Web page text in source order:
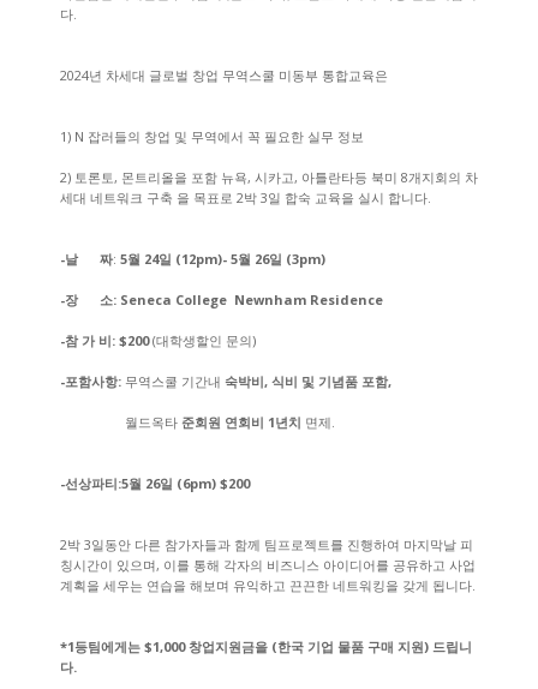
다.
2024년 차세대 글로벌 창업 무역스쿨 미동부 통합교육은
1) N 잡러들의 창업 및 무역에서 꼭 필요한 실무 정보
2) 토론토, 몬트리올을 포함 뉴욕, 시카고, 아틀란타등 북미 8개지회의 차
세대 네트워크 구축 을 목표로 2박 3일 합숙 교육을 실시 합니다.
-날 짜: 5월 24일 (12pm)- 5월 26일 (3pm)
-장 소: Seneca College Newnham Residence
-참 가 비: $200(대학생할인 문의)
-포함사항: 무역스쿨 기간내 숙박비, 식비 및 기념품 포함,
월드옥타 준회원 연회비 1년치 면제.
-선상파티:5월 26일 (6pm) $200
2박 3일동안 다른 참가자들과 함께 팀프로젝트를 진행하여 마지막날 피
칭시간이 있으며, 이를 통해 각자의 비즈니스 아이디어를 공유하고 사업
계획을 세우는 연습을 해보며 유익하고 끈끈한 네트워킹을 갖게 됩니다.
*1등팀에게는 $1,000 창업지원금을 (한국 기업 물품 구매 지원) 드립니
다.